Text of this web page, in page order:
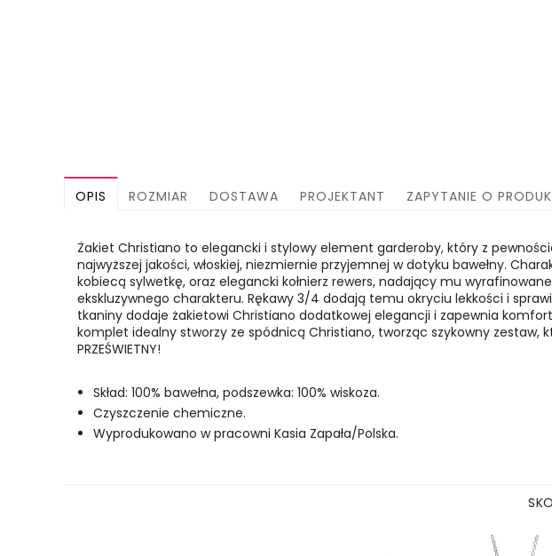
OPIS ROZMIAR DOSTAWA PROJEKTANT ZAPYTANIE O
Żakiet Christiano to elegancki i stylowy element garderoby, który z
najwyższej jakości, włoskiej, niezmiernie przyjemnej w dotyku bawełny.
kobiecą sylwetkę, oraz elegancki kołnierz rewers, nadający mu
ekskluzywnego charakteru. Rękawy 3/4 dodają temu okryciu lekkości i
tkaniny dodaje żakietowi Christiano dodatkowej elegancji i zapewnia
komplet idealny stworzy ze spódnicą Christiano, tworząc szykowny zestaw,
PRZEŚWIETNY!
Skład: 100% bawełna, podszewka: 100% wiskoza.
Czyszczenie chemiczne.
Wyprodukowano w pracowni Kasia Zapała/Polska.